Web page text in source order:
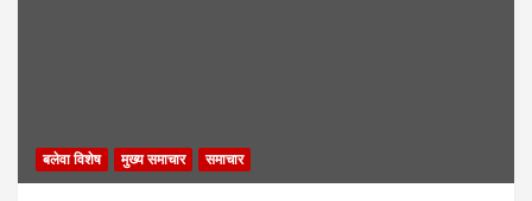
बलेवा विशेष मुख्य समाचार समाचार